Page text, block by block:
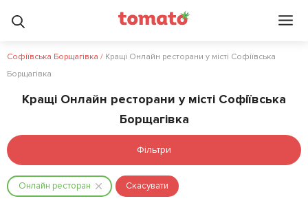
Софіївська Борщагівка / Кращі Онлайн ресторани у місті Софіївська
Борщагівка
Кращі Онлайн ресторани у місті Софіївська
Борщагівка
Фільтри
Онлайн ресторан Скасувати